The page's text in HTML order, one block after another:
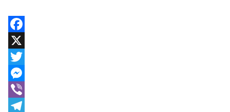
F
a
c
e
b
X
T
w
M
e
V